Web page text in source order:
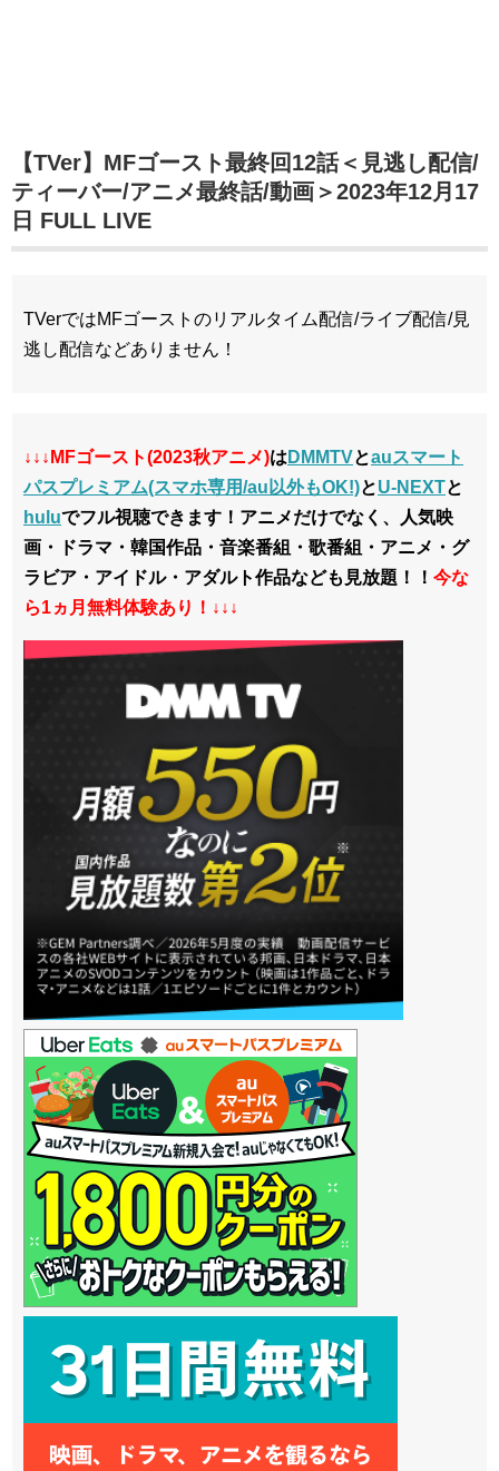
【TVer】MFゴースト最終回12話＜見逃し配信/
ティーバー/アニメ最終話/動画＞2023年12月17
日 FULL LIVE
TVerではMFゴーストのリアルタイム配信/ライブ配信/見
逃し配信などありません！
↓↓↓MFゴースト(2023秋アニメ)は DMMTVとauスマート
パスプレミアム(スマホ専用/au以外もOK!)とU-NEXTと
huluでフル視聴できます！アニメだけでなく、人気映
画・ドラマ・韓国作品・音楽番組・歌番組・アニメ・グ
ラビア・アイドル・アダルト作品なども見放題！！ 今な
ら1ヵ月無料体験あり！↓↓↓